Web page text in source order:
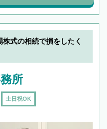
株式の相続で損をしたく
所
土日祝OK